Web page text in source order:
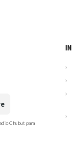
Chubut para